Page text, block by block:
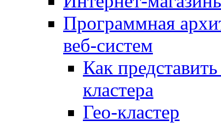
Программная
веб-систем
Как
кластера
Гео-кластер